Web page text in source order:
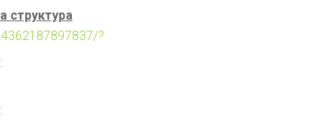
?
структура